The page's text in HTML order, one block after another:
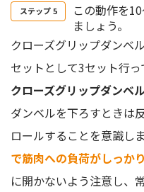
この動作を
ましょう。
クローズグリップダンベ
セットとして3セット行っ
クローズグリップダンベ
ダンベルを下ろすときは
ロールすることを意識し
で筋肉への負荷がしっか
に開かないよう注意し、